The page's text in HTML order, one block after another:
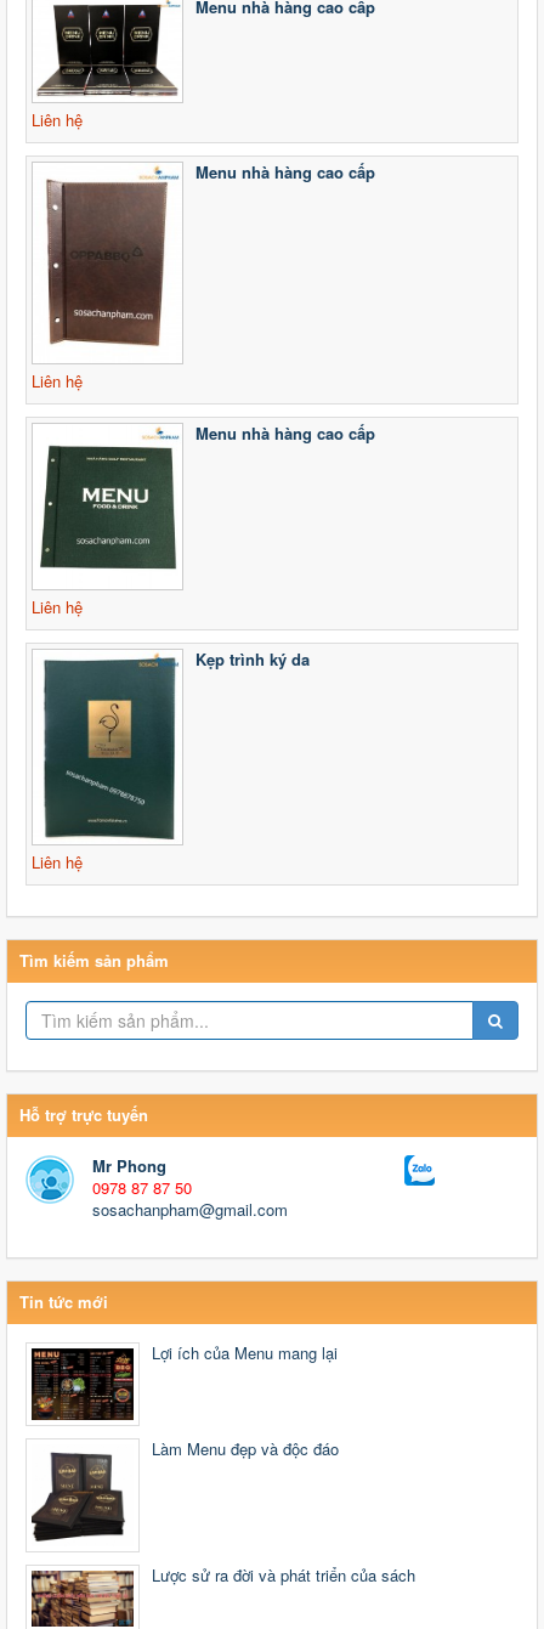
Menu nhà hàng cao cấp
Liên hệ
Menu nhà hàng cao cấp
Liên hệ
Menu nhà hàng cao cấp
Liên hệ
Kẹp trình ký da
Liên hệ
Tìm kiếm sản phẩm
Hỗ trợ trực tuyến
Mr Phong
0978 87 87 50
sosachanpham@gmail.com
Tin tức mới
Lợi ích của Menu mang lại
Làm Menu đẹp và độc đáo
Lược sử ra đời và phát triển của sách